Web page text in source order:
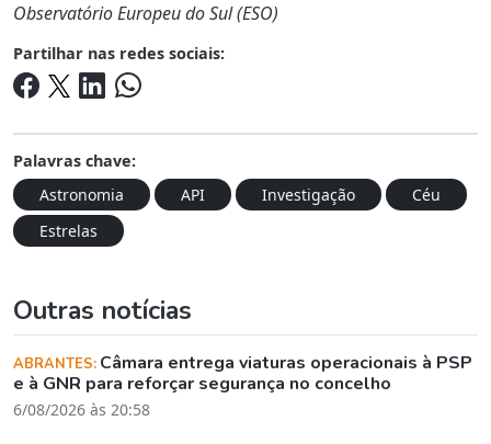
Observatório Europeu do Sul (ESO)
Partilhar nas redes sociais:
Palavras chave:
Astronomia
API Investigação
Céu
Estrelas
Outras notícias
ABRANTES: Câmara entrega viaturas operacionais à PSP
e à GNR para reforçar segurança no concelho
6/08/2026 às 20:58